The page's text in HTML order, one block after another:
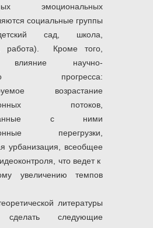
эмоциональных
социальные группы
сад, школа,
работа). Кроме того,
влияние научно-
прогресса:
возрастание
потоков,
с ними
перегрузки,
урбанизация, всеобщее
что ведет к
увеличению темпов
литературы
сделать следующие